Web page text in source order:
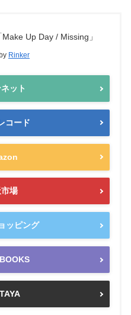
Up Day / Missing」
Rinker
ット
コード
場
ッピング